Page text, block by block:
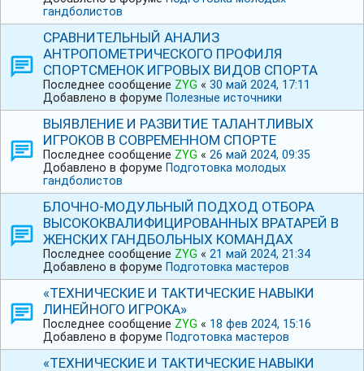
гандболистов
СРАВНИТЕЛЬНЫЙ АНАЛИЗ
АНТРОПОМЕТРИЧЕСКОГО ПРОФИЛЯ
СПОРТСМЕНОК ИГРОВЫХ ВИДОВ СПОРТА
Последнее сообщение ZYG « 30 май 2024, 17:11
Добавлено в форуме Полезные источники
ВЫЯВЛЕНИЕ И РАЗВИТИЕ ТАЛАНТЛИВЫХ
ИГРОКОВ В СОВРЕМЕННОМ СПОРТЕ
Последнее сообщение ZYG « 26 май 2024, 09:35
Добавлено в форуме Подготовка молодых
гандболистов
БЛОЧНО-МОДУЛЬНЫЙ ПОДХОД ОТБОРА
ВЫСОКОКВАЛИФИЦИРОВАННЫХ ВРАТАРЕЙ В
ЖЕНСКИХ ГАНДБОЛЬНЫХ КОМАНДАХ
Последнее сообщение ZYG « 21 май 2024, 21:34
Добавлено в форуме Подготовка мастеров
«ТЕХНИЧЕСКИЕ И ТАКТИЧЕСКИЕ НАВЫКИ
ЛИНЕЙНОГО ИГРОКА»
Последнее сообщение ZYG « 18 фев 2024, 15:16
Добавлено в форуме Подготовка мастеров
«ТЕХНИЧЕСКИЕ И ТАКТИЧЕСКИЕ НАВЫКИ